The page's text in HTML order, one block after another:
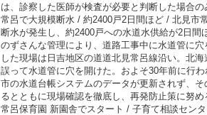
は、診察した医師が検査が必要と判断した場合の
常呂で大規模断水 / 約2400戸2日間ほど / 北見市
断水が発生し、約2400戸への水道水供給が2日
のずさんな管理により、道路工事中に水道管に
した現場は日吉地区の道道北見常呂線沿い。北
誤って水道管に穴を開けた。およそ30年前に行
市の水道台帳システムのデータが更新されず、
るとともに現場確認を徹底し、再発防止策に努
常呂保育園 新園舎でスタート / 子育て相談セン